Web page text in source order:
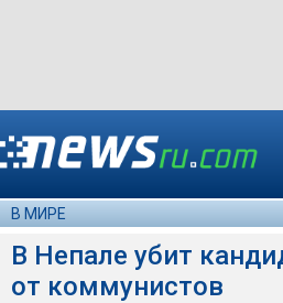
В МИРЕ
В Непале убит
от коммунистов